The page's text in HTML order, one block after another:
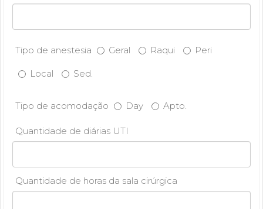
Tipo de anestesia Geral Raqui Peri
Local Sed.
Tipo de acomodação Day Apto.
Quantidade de diárias UTI
Quantidade de horas da sala cirúrgica